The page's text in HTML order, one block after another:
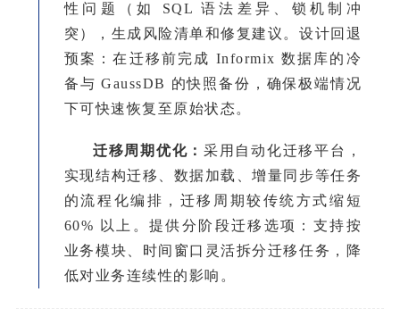
性问题（如
SQL 语法差异、锁机制冲
突），生成风险清单和修复建议。 设计回退
预案：在迁移前完成 Informix 数据库的冷
备与 GaussDB 的快照备份，确保极端情况
下可快速恢复至原始状态。
迁移周期优化：采用自动化迁移平台，
实现结构迁移、数据加载、增量同步等任务
的流程化编排，迁移周期较传统方式缩短
60% 以上。 提供分阶段迁移选项：支持按
业务模块、时间窗口灵活拆分迁移任务，降
低对业务连续性的影响。